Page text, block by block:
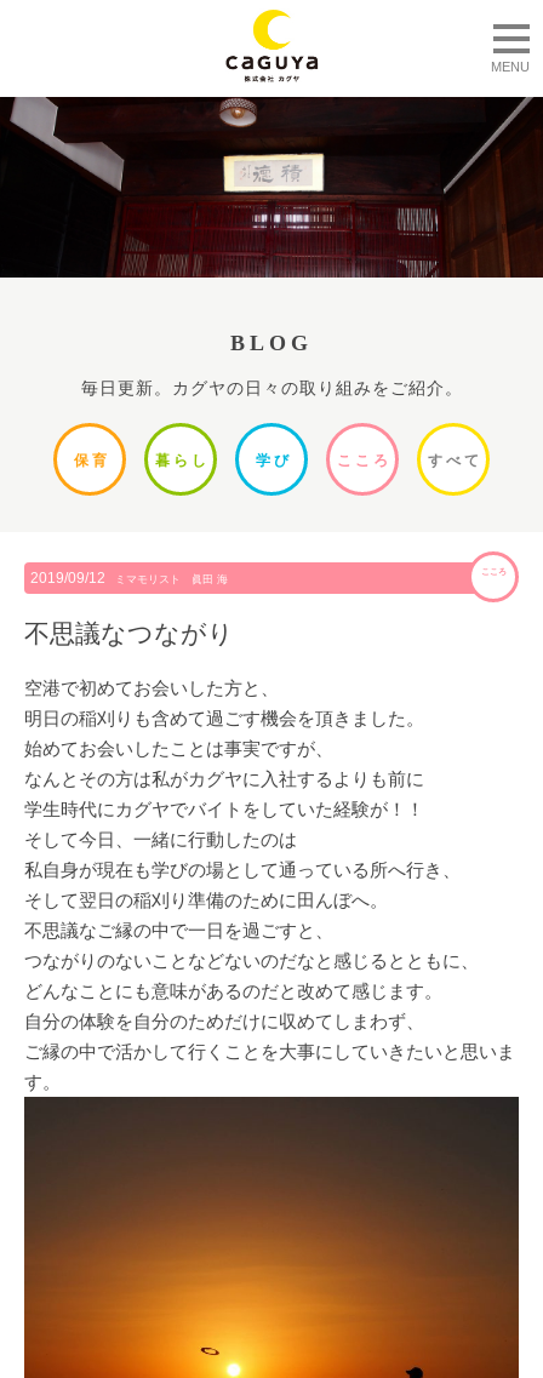
MENU
BLOG
毎日更新。カグヤの日々の取り組みをご紹介。
保 育 暮ら し 学 び ここ ろ すべて
2019/09/12 ミマモリスト 眞田 海
こころ
不思議なつながり
空港で初めてお会いした方と、
明日の稲刈りも含めて過ごす機会を頂きました。
始めてお会いしたことは事実ですが、
なんとその方は私がカグヤに入社するよりも前に
学生時代にカグヤでバイトをしていた経験が！！
そして今日、一緒に行動したのは
私自身が現在も学びの場として通っている所へ行き、
そして翌日の稲刈り準備のために田んぼへ。
不思議なご縁の中で一日を過ごすと、
つながりのないことなどないのだなと感じるとともに、
どんなことにも意味があるのだと改めて感じます。
自分の体験を自分のためだけに収めてしまわず、
ご縁の中で活かして行くことを大事にしていきたいと思いま
す。